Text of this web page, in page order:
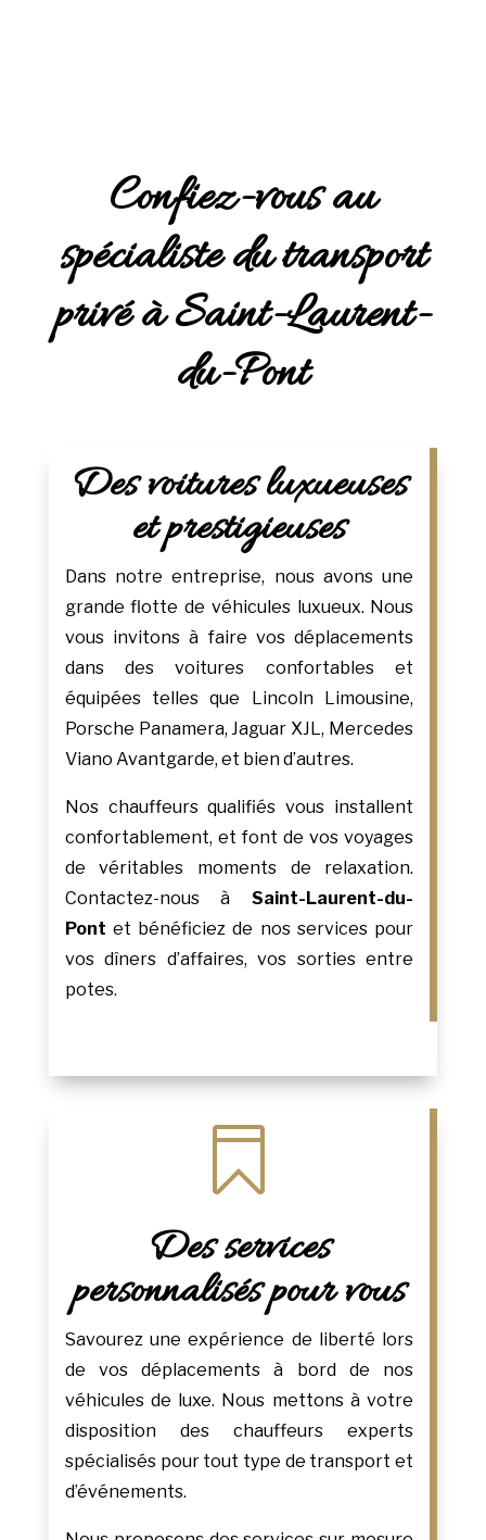
Confiez-vous au
spécialiste du transport
privé à Saint-Laurent-
du-Pont
Des voitures luxueuses
et prestigieuses
Dans notre entreprise, nous avons une
grande flotte de véhicules luxueux. Nous
vous invitons à faire vos déplacements
dans des voitures confortables et
équipées telles que Lincoln Limousine,
Porsche Panamera, Jaguar XJL, Mercedes
Viano Avantgarde, et bien d’autres.
Nos chauffeurs qualifiés vous installent
confortablement, et font de vos voyages
de véritables moments de relaxation.
Contactez-nous àSaint-Laurent-du-
Pont et bénéficiez de nos services pour
vos dîners d’affaires, vos sorties entre
potes.

Des services
personnalisés pour vous
Savourez une expérience de liberté lors
de vos déplacements à bord de nos
véhicules de luxe. Nous mettons à votre
disposition des chauffeurs experts
spécialisés pour tout type de transport et
d’événements.